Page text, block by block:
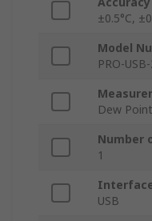
±0.5°C,
Model
PRO-
Dew
Number
1
USB